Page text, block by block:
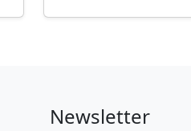
Newsletter